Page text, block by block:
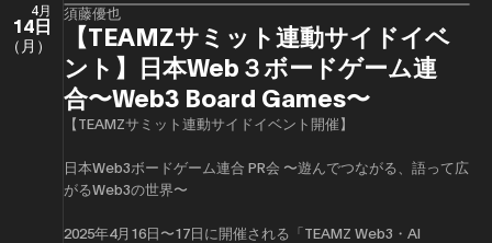
4月
14日
（月）
須藤優也
【TEAMZサミット連動サイドイベ
ント】日本Web３ボードゲーム連
合〜Web3 Board Games〜
【TEAMZサミット連動サイドイベント開催】
日本Web3ボードゲーム連合 PR会 〜遊んでつながる、語って広
がるWeb3の世界〜
2025年4月16日〜17日に開催される「TEAMZ Web3・AI